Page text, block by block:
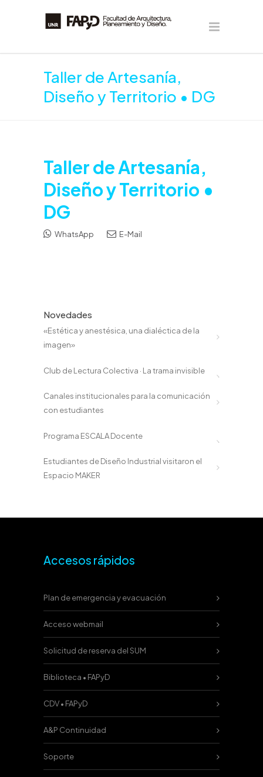
Taller de Artesanía,
Diseño y Territorio • DG
Taller de Artesanía,
Diseño y Territorio •
DG
WhatsApp E-Mail
Novedades
«Estética y anestésica, una dialéctica de la
imagen»
Club de Lectura Colectiva · La trama invisible
Canales institucionales para la comunicación
con estudiantes
Programa ESCALA Docente
Estudiantes de Diseño Industrial visitaron el
Espacio MAKER
Accesos rápidos
Plan de emergencia y evacuación
Acceso webmail
Solicitud de reserva del SUM
Biblioteca • FAPyD
CDV • FAPyD
A&P Continuidad
Soporte